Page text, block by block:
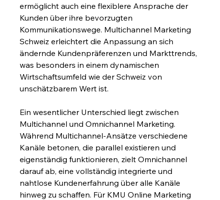
ermöglicht auch eine flexiblere Ansprache der
Kunden über ihre bevorzugten
Kommunikationswege. Multichannel Marketing
Schweiz erleichtert die Anpassung an sich
ändernde Kundenpräferenzen und Markttrends,
was besonders in einem dynamischen
Wirtschaftsumfeld wie der Schweiz von
unschätzbarem Wert ist.
Ein wesentlicher Unterschied liegt zwischen
Multichannel und Omnichannel Marketing.
Während Multichannel-Ansätze verschiedene
Kanäle betonen, die parallel existieren und
eigenständig funktionieren, zielt Omnichannel
darauf ab, eine vollständig integrierte und
nahtlose Kundenerfahrung über alle Kanäle
hinweg zu schaffen. Für KMU Online Marketing